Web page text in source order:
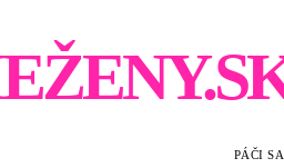
PÁČI SA